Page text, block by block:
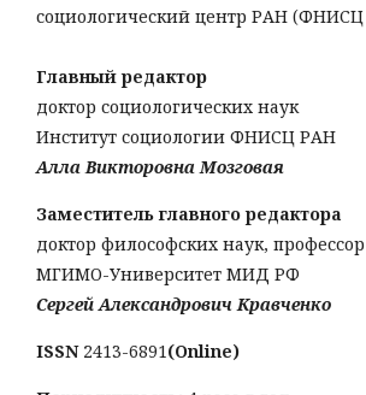
социологический центр РАН
Главный редактор
доктор социологических наук
Институт социологии ФНИСЦ РАН
Алла Викторовна Мозговая
Заместитель главного редактора
доктор философских наук, профессор
МГИМО-Университет МИД РФ
Сергей Александрович Кравченко
ISSN 2413-6891(Online)